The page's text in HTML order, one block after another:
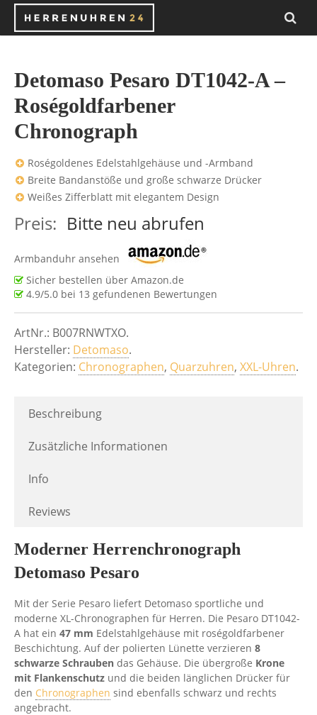
Detomaso Pesaro DT1042-A –
Roségoldfarbener
Chronograph
Roségoldenes Edelstahlgehäuse und -Armband
Breite Bandanstöße und große schwarze Drücker
Weißes Zifferblatt mit elegantem Design
Preis: Bitte neu abrufen
Armbanduhr ansehen
Sicher bestellen über Amazon.de
4.9/5.0 bei 13 gefundenen Bewertungen
ArtNr.: B007RNWTXO.
Hersteller: Detomaso.
Kategorien: Chronographen, Quarzuhren, XXL-Uhren.
Beschreibung
Zusätzliche Informationen
Info
Reviews
Moderner Herrenchronograph
Detomaso Pesaro
Mit der Serie Pesaro liefert Detomaso sportliche und
moderne XL-Chronographen für Herren. Die Pesaro DT1042-
A hat ein 47 mm Edelstahlgehäuse mit roségoldfarbener
Beschichtung. Auf der polierten Lünette verzieren 8
schwarze Schrauben das Gehäuse. Die übergroße Krone
mit Flankenschutz und die beiden länglichen Drücker für
den Chronographen sind ebenfalls schwarz und rechts
angebracht.